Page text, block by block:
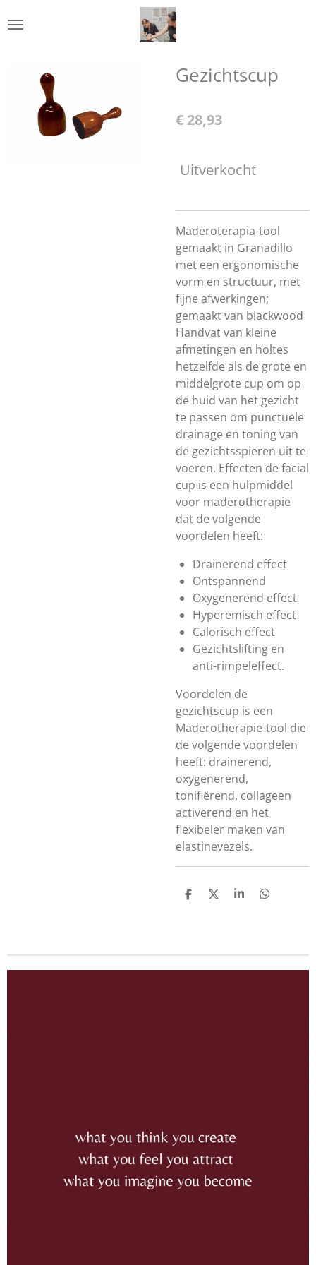
direct
hoofdinhoud
Gezichtscup
€ 28,93
Uitverkocht
Maderoterapia-tool
gemaakt in Granadillo
met een ergonomische
vorm en structuur, met
fijne afwerkingen;
gemaakt van blackwood
Handvat van kleine
afmetingen en holtes
hetzelfde als de grote en
middelgrote cup om op
de huid van het gezicht
te passen om punctuele
drainage en toning van
de gezichtsspieren uit te
voeren. Effecten de facial
cup is een hulpmiddel
voor maderotherapie
dat de volgende
voordelen heeft:
Drainerend effect
Ontspannend
Oxygenerend effect
Hyperemisch effect
Calorisch effect
Gezichtslifting en
anti-rimpeleffect.
Voordelen de
gezichtscup is een
Maderotherapie-tool die
de volgende voordelen
heeft: drainerend,
oxygenerend,
tonifiërend, collageen
activerend en het
flexibeler maken van
elastinevezels.
D
D
S
D